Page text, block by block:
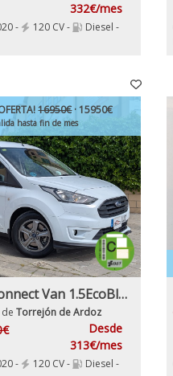
332€/mes
- 120 CV -
Diesel -
16950€· 15950€
hasta fin de mes
Ford Transit Connect Van 1.5EcoBlue Sport 210 S&S 120Cv L2 Etiqueta C IVA y Garantía Incl
deTorrejón de Ardoz
Desde
313€/mes
- 120 CV -
Diesel -